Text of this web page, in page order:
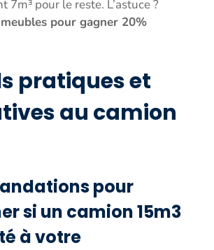
7m³ pour le reste. L’astuce ?
pour gagner 20%
pratiques et
au camion
pour
si un camion 15m3
à votre